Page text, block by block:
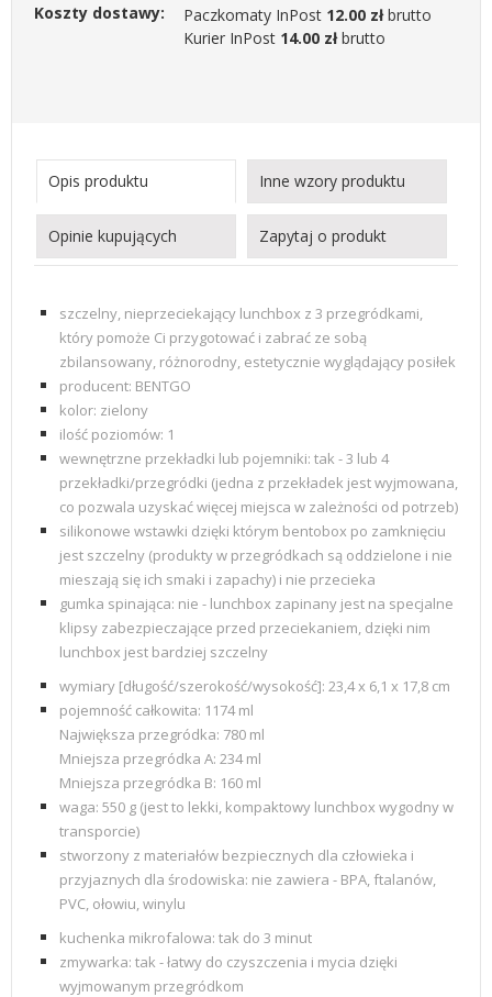
Koszty dostawy:
Paczkomaty InPost 12.00 złbrutto
Kurier InPost 14.00 złbrutto
Opis produktu Inne wzory produktu
Opinie kupujących Zapytaj o produkt
szczelny, nieprzeciekający lunchbox z 3 przegródkami,
który pomoże Ci przygotować i zabrać ze sobą
zbilansowany, różnorodny, estetycznie wyglądający posiłek
producent: BENTGO
kolor: zielony
ilość poziomów: 1
wewnętrzne przekładki lub pojemniki: tak - 3 lub 4
przekładki/przegródki (jedna z przekładek jest wyjmowana,
co pozwala uzyskać więcej miejsca w zależności od potrzeb)
silikonowe wstawki dzięki którym bentobox po zamknięciu
jest szczelny (produkty w przegródkach są oddzielone i nie
mieszają się ich smaki i zapachy) i nie przecieka
gumka spinająca: nie - lunchbox zapinany jest na specjalne
klipsy zabezpieczające przed przeciekaniem, dzięki nim
lunchbox jest bardziej szczelny
wymiary [długość/szerokość/wysokość]: 23,4 x 6,1 x 17,8 cm
pojemność całkowita: 1174 ml
Największa przegródka: 780 ml
Mniejsza przegródka A: 234 ml
Mniejsza przegródka B: 160 ml
waga: 550 g (jest to lekki, kompaktowy lunchbox wygodny w
transporcie)
stworzony z materiałów bezpiecznych dla człowieka i
przyjaznych dla środowiska: nie zawiera - BPA, ftalanów,
PVC, ołowiu, winylu
kuchenka mikrofalowa: tak do 3 minut
zmywarka: tak - łatwy do czyszczenia i mycia dzięki
wyjmowanym przegródkom